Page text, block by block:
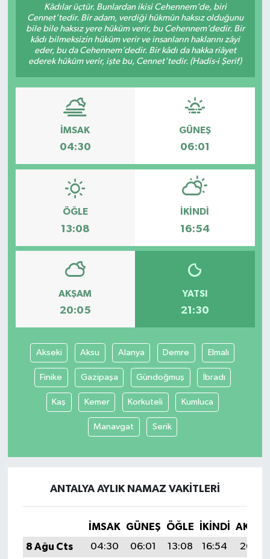
Kâdılar üçtür. Bunlardan ikisi Cehennem’de, biri
Cennet’tedir. Bir adam, verdiği hükmün haksız olduğunu
bile bile haksız yere hüküm verir, bu Cehennem’dedir. Bir
kâdı bilmeksizin hüküm verir ve insanların haklarını zâyi
eder, bu da Cehennem’dedir. Bir kâdı da hakka riâyet
ederek hüküm verir, işte bu, Cennet’tedir. (Hadis-i Şerif)
İMSAK
04:30
GÜNEŞ
06:01
ÖĞLE
13:08
İKINDI
16:54
AKŞAM
20:05
YATSI
21:30
Akseki Aksu Alanya Demre Elmalı
Finike Gazipaşa Gündoğmuş İbradı
Kaş Kemer Korkuteli Kumluca
Manavgat Serik
ANTALYA AYLIK NAMAZ VAKITLERI
İMSAK GÜNEŞ ÖĞLE İKINDI
8 Ağu Cts
04:30 06:01 13:08 16:54
20:05
Sağlık
Kültür & Sanat